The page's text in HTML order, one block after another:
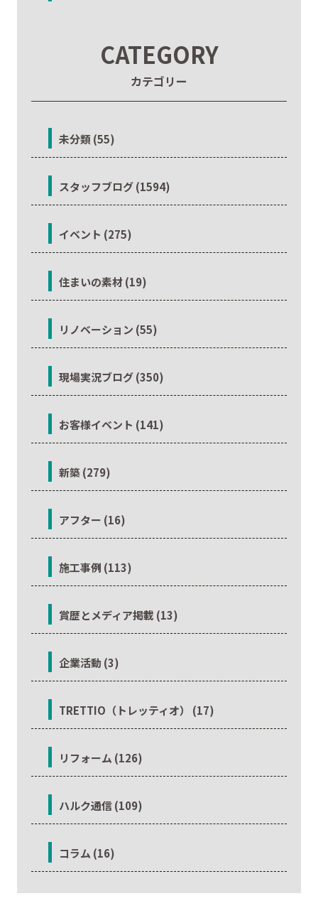
CATEGORY
カテゴリー
未分類 (55)
スタッフブログ (1594)
イベント (275)
住まいの素材 (19)
リノベーション (55)
現場実況ブログ (350)
お客様イベント (141)
新築 (279)
アフター (16)
施工事例 (113)
賞歴とメディア掲載 (13)
企業活動 (3)
TRETTIO（トレッティオ） (17)
リフォーム (126)
ハルク通信 (109)
コラム (16)